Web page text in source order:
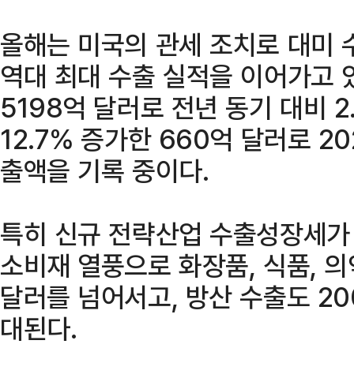
올해는 미국의 관세 조치로 대미
역대 최대 수출 실적을 이어가고
5198억 달러로 전년 동기 대비
12.7% 증가한 660억 달러로
출액을 기록 중이다.
특히 신규 전략산업 수출성장세
소비재 열풍으로 화장품, 식품,
달러를 넘어서고, 방산 수출도
대된다.